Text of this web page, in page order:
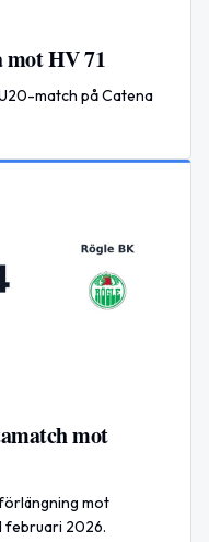
mot HV 71
match på Catena
mot
mot
februari 2026.